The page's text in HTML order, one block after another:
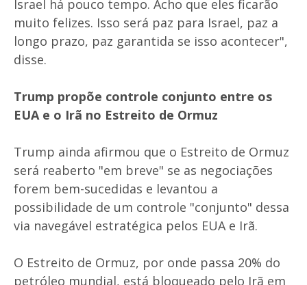
Israel há pouco tempo. Acho que eles ficarão
muito felizes. Isso será paz para Israel, paz a
longo prazo, paz garantida se isso acontecer",
disse.
Trump propõe controle conjunto entre os
EUA e o Irã no Estreito de Ormuz
Trump ainda afirmou que o Estreito de Ormuz
será reaberto "em breve" se as negociações
forem bem-sucedidas e levantou a
possibilidade de um controle "conjunto" dessa
via navegável estratégica pelos EUA e Irã.
O Estreito de Ormuz, por onde passa 20% do
petróleo mundial, está bloqueado pelo Irã em